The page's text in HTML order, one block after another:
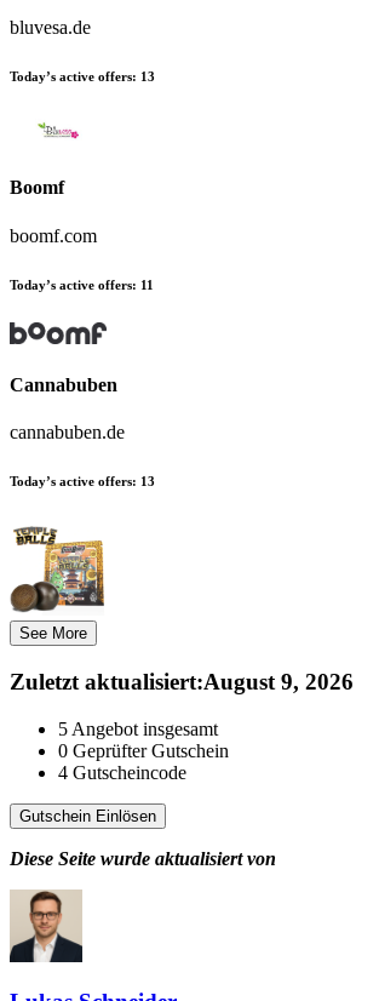
bluvesa.de
Today’s active offers: 13
Boomf
boomf.com
Today’s active offers: 11
Cannabuben
cannabuben.de
Today’s active offers: 13
See More
Zuletzt aktualisiert:August 9, 2026
5 Angebot insgesamt
0 Geprüfter Gutschein
4 Gutscheincode
Gutschein Einlösen
Diese Seite wurde aktualisiert von